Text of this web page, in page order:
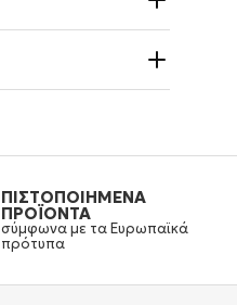
ΠΙΣΤΟΠΟΙΗΜΕΝΑ
ΠΡΟΪΟΝΤΑ
σύμφωνα με τα Ευρωπαϊκά
πρότυπα